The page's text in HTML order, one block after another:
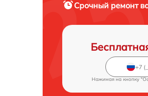
Срочный ремонт
Нажимая на кнопку